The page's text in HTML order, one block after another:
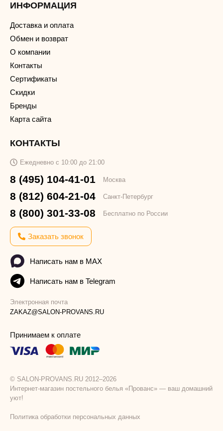
ИНФОРМАЦИЯ
Доставка и оплата
Обмен и возврат
О компании
Контакты
Сертификаты
Скидки
Бренды
Карта сайта
КОНТАКТЫ
Ежедневно с 10:00 до 21:00
8 (495) 104-41-01 Москва
8 (812) 604-21-04 Санкт-Петербург
8 (800) 301-33-08 Бесплатно по России
Заказать звонок
Написать нам в MAX
Написать нам в Telegram
Электронная почта
ZAKAZ@SALON-PROVANS.RU
Принимаем к оплате
© SALON-PROVANS.RU 2012–2026
Интернет-магазин постельного белья «Прованс» — ваш домашний
уют!
Политика обработки персональных данных